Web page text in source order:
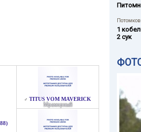
♂ TITUS VOM MAVERICK
Мраморный
1
2 сук